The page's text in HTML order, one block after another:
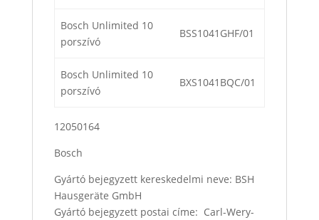
Bosch Unlimited 10
porszívó
BSS1041GHF/01
Bosch Unlimited 10
porszívó
BXS1041BQC/01
12050164
Bosch
Gyártó bejegyzett kereskedelmi neve: BSH
Hausgeräte GmbH
Gyártó bejegyzett postai címe: Carl-Wery-